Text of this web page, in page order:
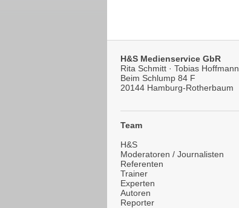
H&S Medienservice GbR
Rita Schmitt · Tobias Hoffmann
Beim Schlump 84 F
20144 Hamburg-Rotherbaum
Team
H&S
Moderatoren / Journalisten
Referenten
Trainer
Experten
Autoren
Reporter